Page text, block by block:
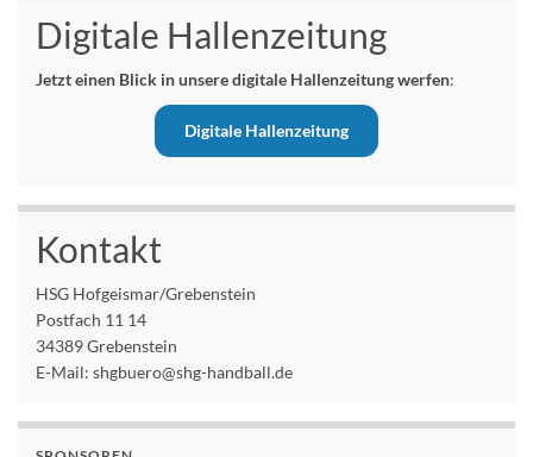
Digitale Hallenzeitung
Jetzt einen Blick in unsere digitale Hallenzeitung werfen:
Digitale Hallenzeitung
Kontakt
HSG Hofgeismar/Grebenstein
Postfach 11 14
34389 Grebenstein
E-Mail: shgbuero@shg-handball.de